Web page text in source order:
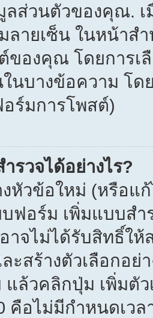
ส่วนตัวของคุณ.
ลายเซ็น ในหน้าส
ของคุณ โดยการ
นบางข้อความ โด
ร์มการโพสต์)
รวจได้อย่างไร?
หัวข้อใหม่ (หรือแ
ฟอร์ม เพิ่มแบบส
จไม่ได้รับสิทธิ์ให้
ะสร้างตัวเลือกอย่
ล้วคลิกปุ่ม เพิ่มตั
คือไม่มีกำหนดเว